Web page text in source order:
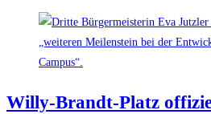
Wil­ly-Brandt-Platz